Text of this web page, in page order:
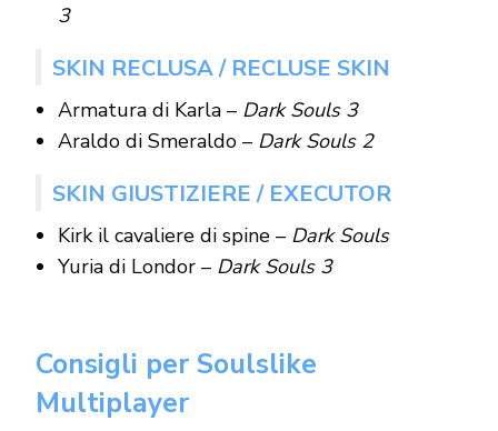
3
SKIN RECLUSA / RECLUSE SKIN
Armatura di Karla – Dark Souls 3
Araldo di Smeraldo – Dark Souls 2
SKIN GIUSTIZIERE / EXECUTOR
Kirk il cavaliere di spine – Dark Souls
Yuria di Londor –Dark Souls 3
Consigli per Soulslike
Multiplayer